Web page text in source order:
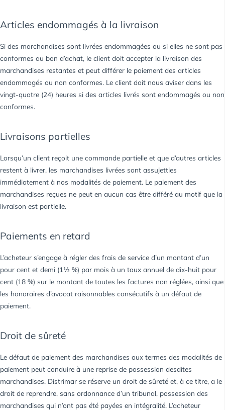
Articles endommagés à la livraison
Si des marchandises sont livrées endommagées ou si elles ne sont pas
conformes au bon d’achat, le client doit accepter la livraison des
marchandises restantes et peut différer le paiement des articles
endommagés ou non conformes. Le client doit nous aviser dans les
vingt-quatre (24) heures si des articles livrés sont endommagés ou non
conformes.
Livraisons partielles
Lorsqu’un client reçoit une commande partielle et que d’autres articles
restent à livrer, les marchandises livrées sont assujetties
immédiatement à nos modalités de paiement. Le paiement des
marchandises reçues ne peut en aucun cas être différé au motif que la
livraison est partielle.
Paiements en retard
L’acheteur s’engage à régler des frais de service d’un montant d’un
pour cent et demi (1½ %) par mois à un taux annuel de dix-huit pour
cent (18 %) sur le montant de toutes les factures non réglées, ainsi que
les honoraires d’avocat raisonnables consécutifs à un défaut de
paiement.
Droit de sûreté
Le défaut de paiement des marchandises aux termes des modalités de
paiement peut conduire à une reprise de possession desdites
marchandises. Distrimar se réserve un droit de sûreté et, à ce titre, a le
droit de reprendre, sans ordonnance d’un tribunal, possession des
marchandises qui n’ont pas été payées en intégralité. L’acheteur